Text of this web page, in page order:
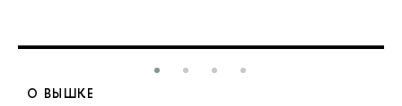
О ВЫШКЕ